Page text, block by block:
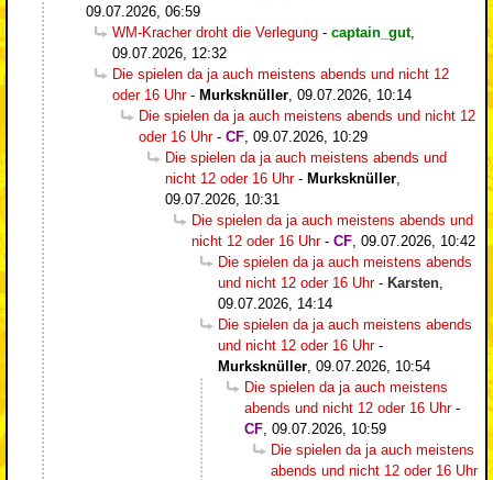
09.07.2026, 06:59
WM-Kracher droht die Verlegung - captain_gut,
09.07.2026, 12:32
Die spielen da ja auch meistens abends und nicht 12
oder 16 Uhr- Murksknüller 09.07.2026, 10:14
Die spielen da ja auch meistens abends und nicht 12
oder 16 Uhr- CF 09.07.2026, 10:29
Die spielen da ja auch meistens abends und
nicht 12 oder 16 Uhr- Murksknüller
09.07.2026, 10:31
Die spielen da ja auch meistens abends und
nicht 12 oder 16 Uhr- CF 09.07.2026, 10:42
Die spielen da ja auch meistens abends
und nicht 12 oder 16 Uhr- Karsten
09.07.2026, 14:14
Die spielen da ja auch meistens abends
und nicht 12 oder 16 Uhr-
Murksknüller 09.07.2026, 10:54
Die spielen da ja auch meistens
abends und nicht 12 oder 16 Uhr-
CF 09.07.2026, 10:59
Die spielen da ja auch meistens
abends und nicht 12 oder 16 Uhr